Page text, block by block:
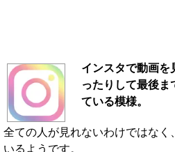
インスタで動画を
ったりして最後ま
ている模様。
全ての人が見れないわけではな
いるようです。